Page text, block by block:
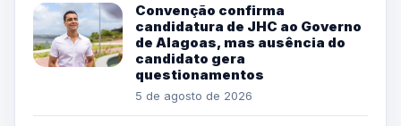
Convenção confirma
candidatura de JHC ao Governo
de Alagoas, mas ausência do
candidato gera
questionamentos
5 de agosto de 2026